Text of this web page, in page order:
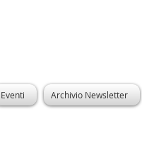
Eventi Archivio Newsletter